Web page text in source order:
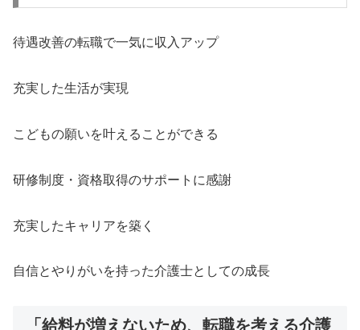
待遇改善の転職で一気に収入アップ
充実した生活が実現
こどもの願いを叶えることができる
研修制度・資格取得のサポートに感謝
充実したキャリアを築く
自信とやりがいを持った介護士としての成長
「給料が増えないため、転職を考える介護